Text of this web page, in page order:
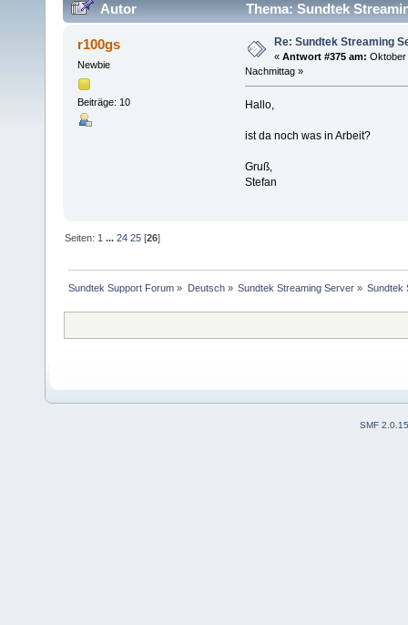
Autor Thema: Sundtek
r100gs
Newbie
Beiträge: 10
Re: Sundtek Streaming
« Antwort #375 am: Oktober
Nachmittag »
Hallo,
ist da noch was in Arbeit?
Gruß,
Stefan
Seiten:1 ...24 25 [26]
Sundtek Support Forum » Deutsch» Sundtek Streaming Server» Sundtek
SMF 2.0.15